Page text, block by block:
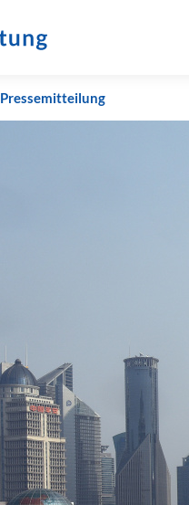
Pressemitteilung